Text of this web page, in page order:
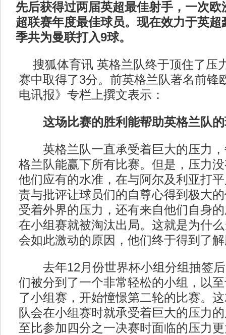
先后获得过两届英超最佳射手，一次欧
超联赛年度最佳球员。现在效力于英超
季共为曼联打入9球。
搜狐体育讯 英格兰队终于顶住了压
赛中取得了3分。前英格兰队著名前锋
电讯报》专栏上撰文表示：
这场比赛的胜利能帮助英格兰队
英格兰队一直承受着巨大的压力，
格兰队能赢下所有比赛。但是，压力
他们应有的水准，在与阿尔及利亚打
责与批评让球员们的自尊心得到极大
受着外界的压力，还有来自他们自身
在小组赛就被淘汰出局。这就是为什
会如此激动的原因，他们终于得到了
去年12月份世界杯小组分组抽签后
们被分到了一个非常轻松的小组，以
了小组赛，开始憧憬第二轮的比赛。
队会在小组赛时就承受着巨大的压力
至比参加四分之一决赛时面临的压力